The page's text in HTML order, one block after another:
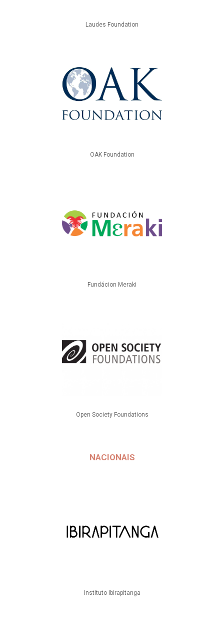
Laudes Foundation
OAK Foundation
Fundácion Meraki
Open Society Foundations
NACIONAIS
Instituto Ibirapitanga